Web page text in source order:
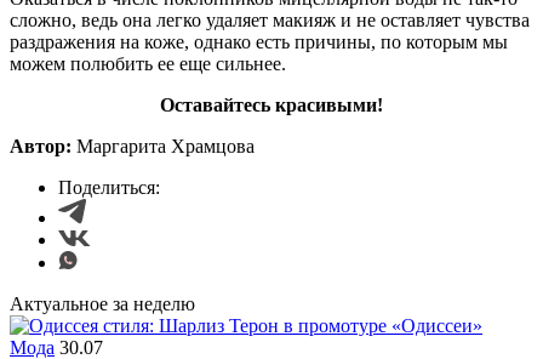
сложно, ведь она легко удаляет макияж и не оставляет чувства
раздражения на коже, однако есть причины, по которым мы
можем полюбить ее еще сильнее.
Оставайтесь красивыми!
Автор: Маргарита Храмцова
Поделиться:
Актуальное за неделю
Мода 30.07